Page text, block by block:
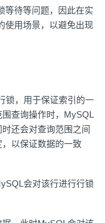
等待等问题，因此在实
使用场景，以避免出现
，用于保证索引的一
查询操作时，MySQL
还会对查询范围之间
以保证数据的一致
会对该行进行行锁